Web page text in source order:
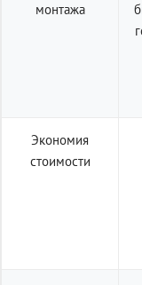
монтажа
Экономия
стоимости